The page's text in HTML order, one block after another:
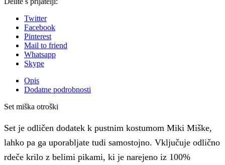
Twitter
Facebook
Pinterest
Mail to friend
Whatsapp
Skype
Opis
Dodatne podrobnosti
Set miška otroški
Set je odličen dodatek k pustnim kostumom Miki Miške,
lahko pa ga uporabljate tudi samostojno. Vključuje odlično
rdeče krilo z belimi pikami, ki je narejeno iz 100%